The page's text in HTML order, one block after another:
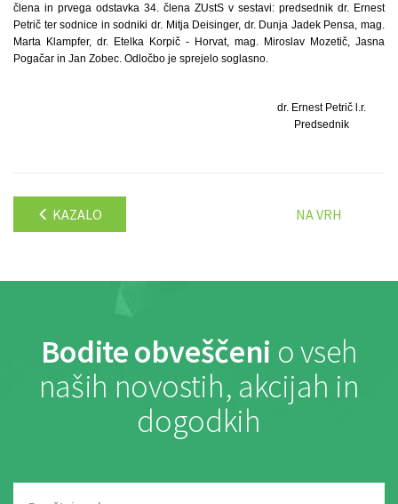
člena in prvega odstavka 34. člena ZUstS v sestavi: predsednik dr. Ernest
Petrič ter sodnice in sodniki dr. Mitja Deisinger, dr. Dunja Jadek Pensa, mag.
Marta Klampfer, dr. Etelka Korpič - Horvat, mag. Miroslav Mozetič, Jasna
Pogačar in Jan Zobec. Odločbo je sprejelo soglasno.
dr. Ernest Petrič l.r.
Predsednik
KAZALO NA VRH
Bodite obveščeni o vseh
naših novostih, akcijah in
dogodkih